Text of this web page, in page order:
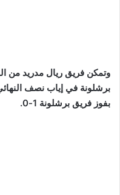
برشلونة في إياب نصف
بفوز فريق برشلونة 1-0.